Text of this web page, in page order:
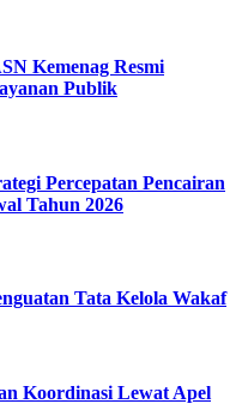
Kemenag Resmi
Publik
Percepatan Pencairan
Tahun 2026
Tata Kelola Wakaf
Koordinasi Lewat Apel